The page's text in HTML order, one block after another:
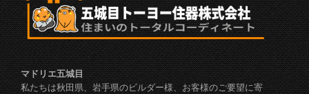
マドリエ五城目
私たちは秋田県、岩手県のビルダー様、お客様のご要望に寄